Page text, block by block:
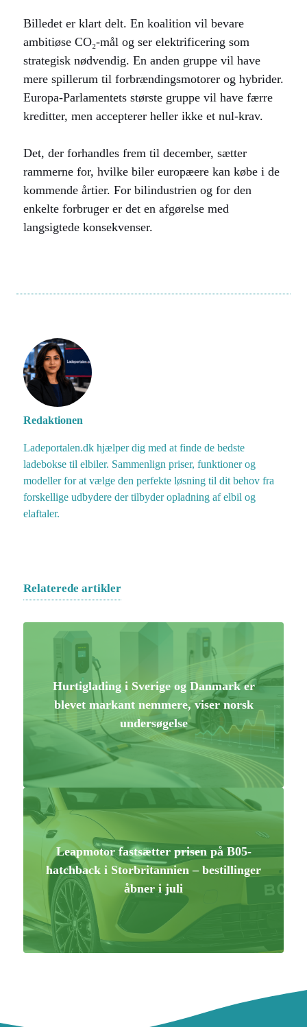
Billedet er klart delt. En koalition vil bevare
ambitiøse CO₂-mål og ser elektrificering som
strategisk nødvendig. En anden gruppe vil have
mere spillerum til forbrændingsmotorer og hybrider.
Europa-Parlamentets største gruppe vil have færre
kreditter, men accepterer heller ikke et nul-krav.
Det, der forhandles frem til december, sætter
rammerne for, hvilke biler europæere kan købe i de
kommende årtier. For bilindustrien og for den
enkelte forbruger er det en afgørelse med
langsigtede konsekvenser.
Redaktionen
Ladeportalen.dk hjælper dig med at finde de bedste
ladebokse til elbiler. Sammenlign priser, funktioner og
modeller for at vælge den perfekte løsning til dit behov fra
forskellige udbydere der tilbyder opladning af elbil og
elaftaler.
Relaterede artikler
Hurtiglading i Sverige og Danmark er
blevet markant nemmere, viser norsk
undersøgelse
Leapmotor fastsætter prisen på B05-
hatchback i Storbritannien – bestillinger
åbner i juli